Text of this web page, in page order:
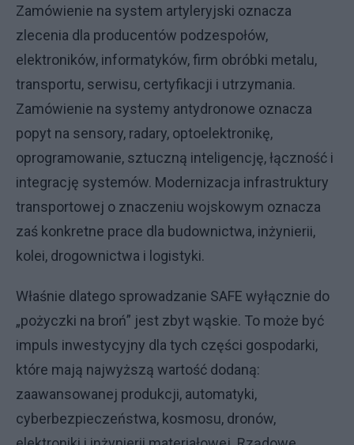
Zamówienie na system artyleryjski oznacza
zlecenia dla producentów podzespołów,
elektroników, informatyków, firm obróbki metalu,
transportu, serwisu, certyfikacji i utrzymania.
Zamówienie na systemy antydronowe oznacza
popyt na sensory, radary, optoelektronikę,
oprogramowanie, sztuczną inteligencję, łączność i
integrację systemów. Modernizacja infrastruktury
transportowej o znaczeniu wojskowym oznacza
zaś konkretne prace dla budownictwa, inżynierii,
kolei, drogownictwa i logistyki.
Właśnie dlatego sprowadzanie SAFE wyłącznie do
„pożyczki na broń” jest zbyt wąskie. To może być
impuls inwestycyjny dla tych części gospodarki,
które mają najwyższą wartość dodaną:
zaawansowanej produkcji, automatyki,
cyberbezpieczeństwa, kosmosu, dronów,